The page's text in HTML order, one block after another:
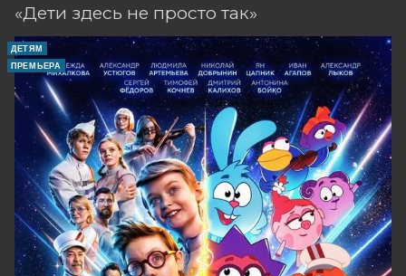
«Дети здесь не просто так»
ДЕТЯМ
ПРЕМЬЕРА